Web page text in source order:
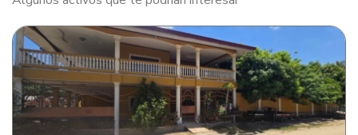
Lote de terreno con casa de habitación